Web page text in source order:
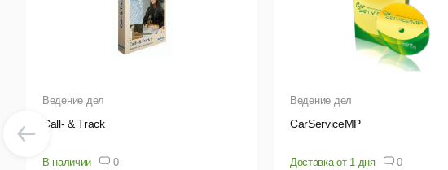
Ведение дел
Call- & Track
В наличии 0
Ведение дел
CarServiceMP
Доставка от 1 дня 0